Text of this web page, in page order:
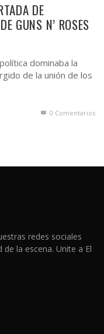
DE
GUNS N’ ROSES
dominaba la
de la unión de los
0 Comentarios
redes sociales
la escena. Unite a El